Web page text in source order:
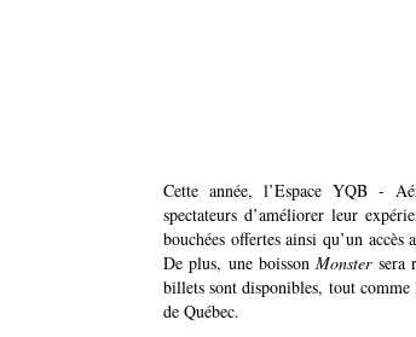
Cette année, l’Espace YQB -
spectateurs d’améliorer leur
bouchées offertes ainsi qu’un
De plus, une boissonMonster sera
billets sont disponibles, tout comme
de Québec.